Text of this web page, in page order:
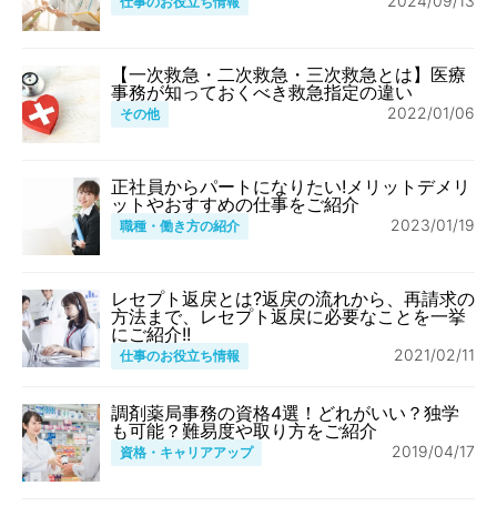
【一次救急・二次救急・三次救急とは】医療
事務が知っておくべき救急指定の違い
その他 2022/01/06
正社員からパートになりたい!メリットデメリ
ットやおすすめの仕事をご紹介
職種・働き方の紹介 2023/01/19
レセプト返戻とは?返戻の流れから、再請求の
方法まで、レセプト返戻に必要なことを一挙
にご紹介!!
仕事のお役立ち情報 2021/02/11
調剤薬局事務の資格4選！どれがいい？独学
も可能？難易度や取り方をご紹介
資格・キャリアアップ 2019/04/17